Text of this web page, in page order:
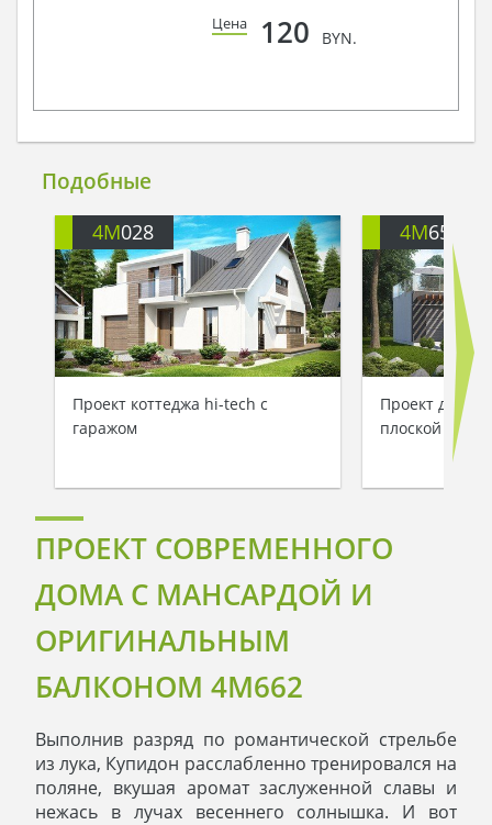
Цена 120 BYN.
Подобные
4M028
Проект коттеджа hi-teсh с
гаражом
4M658A
Проект
плоской
ПРОЕКТ СОВРЕМЕННОГО
ДОМА С МАНСАРДОЙ И
ОРИГИНАЛЬНЫМ
БАЛКОНОМ 4M662
Выполнив разряд по романтической стрельбе
из лука, Купидон расслабленно тренировался на
поляне, вкушая аромат заслуженной славы и
нежась в лучах весеннего солнышка. И вот